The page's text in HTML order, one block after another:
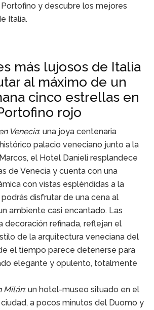
Portofino y descubre los mejores
Italia.
más lujosos de Italia
al máximo de un
cinco estrellas en
rojo
Venecia: una joya centenaria
palacio veneciano junto a la
el Hotel Danieli resplandece
de Venecia y cuenta con una
con vistas espléndidas a la
disfrutar de una cena al
ambiente casi encantado. Las
decoración refinada, reflejan el
de la arquitectura veneciana del
el tiempo parece detenerse para
elegante y opulento, totalmente
Milán: un hotel-museo situado en el
a pocos minutos del Duomo y